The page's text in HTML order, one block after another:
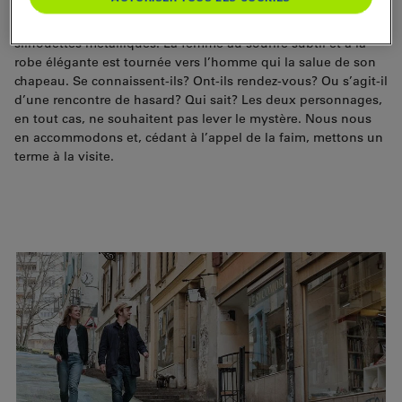
un détour par la passerelle de l’Utopie qui s’avance d’une
silhouettes métalliques. La femme au sourire subtil et à la
robe élégante est tournée vers l’homme qui la salue de son
chapeau. Se connaissent-ils? Ont-ils rendez-vous? Ou s’agit-il
d’une rencontre de hasard? Qui sait? Les deux personnages,
en tout cas, ne souhaitent pas lever le mystère. Nous nous
en accommodons et, cédant à l’appel de la faim, mettons un
terme à la visite.